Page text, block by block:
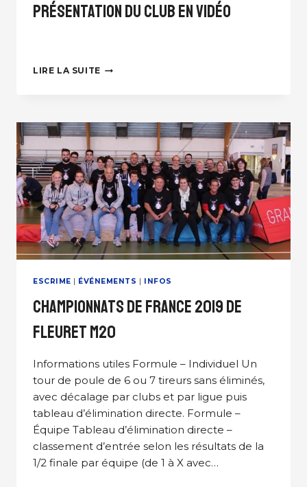
Présentation du club en vidéo
LIRE LA SUITEPRÉSENTATION
VIDÉO
ESCRIME | ÉVÉNEMENTS | INFOS
Championnats de France 2019 de
Fleuret M20
Informations utiles Formule – Individuel Un
tour de poule de 6 ou 7 tireurs sans éliminés,
avec décalage par clubs et par ligue puis
tableau d’élimination directe. Formule –
Équipe Tableau d’élimination directe –
classement d’entrée selon les résultats de la
1/2 finale par équipe (de 1 à X avec…